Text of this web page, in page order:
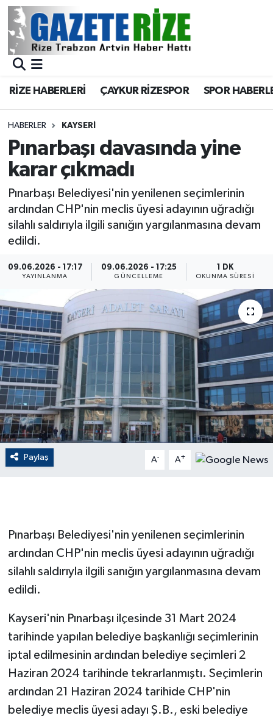
RİZE HABERLERİ ÇAYKUR RİZESPOR SPOR
HABERLER KAYSERI
Pınarbaşı davasında yine
karar çıkmadı
Pınarbaşı Belediyesi'nin yenilenen seçimlerinin
ardından CHP'nin meclis üyesi adayının uğradığı
silahlı saldırıyla ilgili sanığın yargılanmasına devam
edildi.
09.06.2026 - 17:17
YAYINLANMA
09.06.2026 - 17:25
GÜNCELLEME
1 DK
OKUNMA SÜRESI
Paylaş A- A+
Pınarbaşı Belediyesi'nin yenilenen seçimlerinin
ardından CHP'nin meclis üyesi adayının uğradığı
silahlı saldırıyla ilgili sanığın yargılanmasına devam
edildi.
Kayseri'nin Pınarbaşı ilçesinde 31 Mart 2024
tarihinde yapılan belediye başkanlığı seçimlerinin
iptal edilmesinin ardından belediye seçimleri 2
Haziran 2024 tarihinde tekrarlanmıştı. Seçimlerin
ardından 21 Haziran 2024 tarihide CHP'nin
belediye meclis üyesi adayı Ş.B., eski belediye
BÖLGEMİZ
Asayiş
Rize Jandarma Komutanlığı
Bilim Teknoloji
Bölge
Advertising news
Canlı Maç
Dış Haberler
Dünya
EĞİTİM
EKONOMİ
English News
Gayrimenkul
GENEL
Güvenlik
HABERDE İNSAN
Merkez Nöbetçi Eczaneler
Merkez Trafik Yoğunluk Haritası
Süper Lig Puan Durumu ve Fikstür
Tüm Manşetler
Son Dakika Haberleri
Haber Arşivi